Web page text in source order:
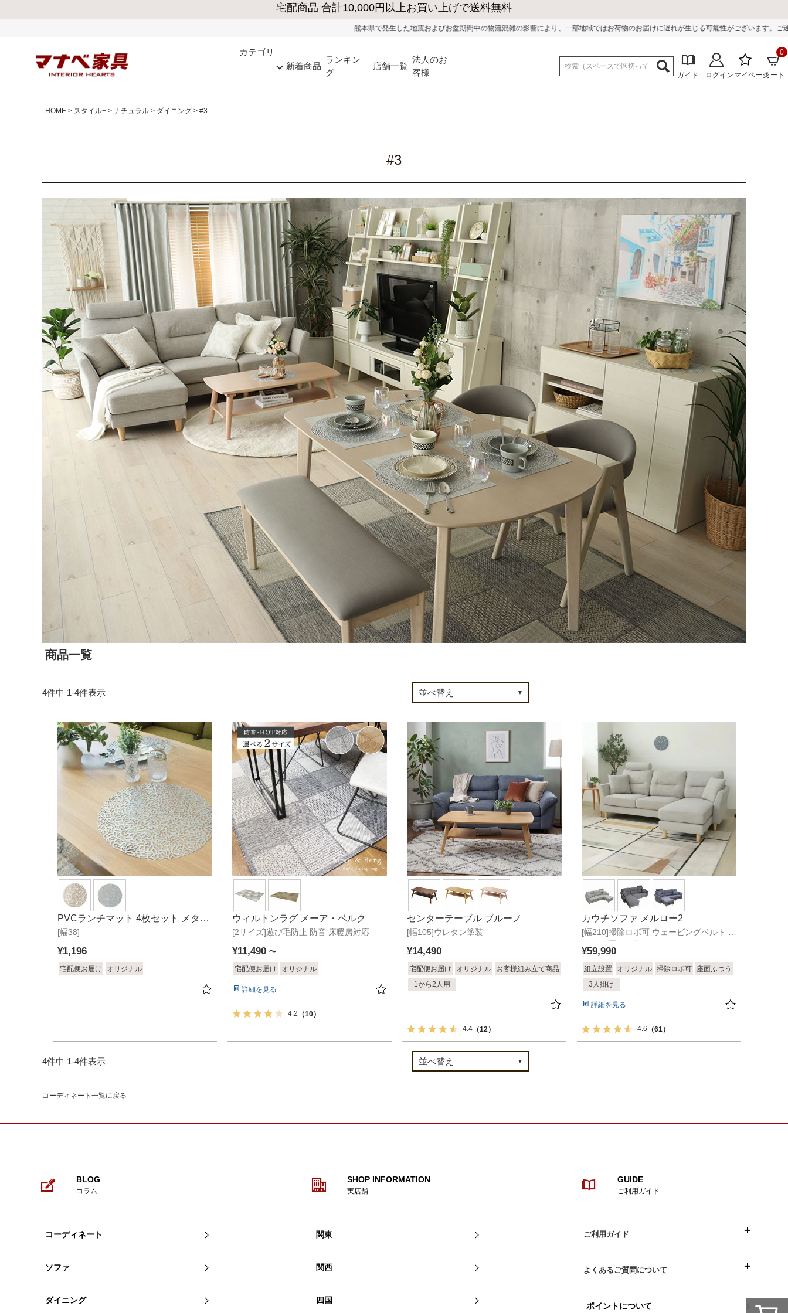
熊本県で発生した地震およびお盆期間中の物流混雑の影響により、一部地域ではお荷物のお届けに遅れが生じる可能性がございます。ご迷惑をおかけしまして
カテゴリ
新着商品
ランキン
グ
店舗一覧
法人のお
客様
ガイド ログイン マイページカート
0
HOME スタイル+ ナチュラル ダイニング #3
#3
商品一覧
4件中 1-4件表示
[幅38]
PVCランチマット 4枚セット メタリ
ックラウンド
¥1,196
宅配便お届け オリジナル
[2サイズ]遊び毛防止 防音 床暖房対応
ウィルトンラグ メーア・ベルク
¥11,490 〜
宅配便お届け オリジナル
詳細を見る
4.2 （10）
[幅105]ウレタン塗装
センターテーブル ブルーノ
¥14,490
宅配便お届け オリジナル
お客様組み立て商品
1から2人用
4.4 （12）
[幅210]掃除ロボ可 ウェービングベルト S
カウチソファ メルロー2
¥59,990
組立設置 オリジナル 掃除ロボ可
座面ふつう
3人掛け
詳細を見る
4.6 （61）
4件中 1-4件表示
コーディネート一覧に戻る
BLOG
コラム
コーディネート
ソファ
ダイニング
SHOP INFORMATION
実店舗
関東
関西
四国
GUIDE
ご利用ガイド
ご利用ガイド
よくあるご質問について
ポイントについて